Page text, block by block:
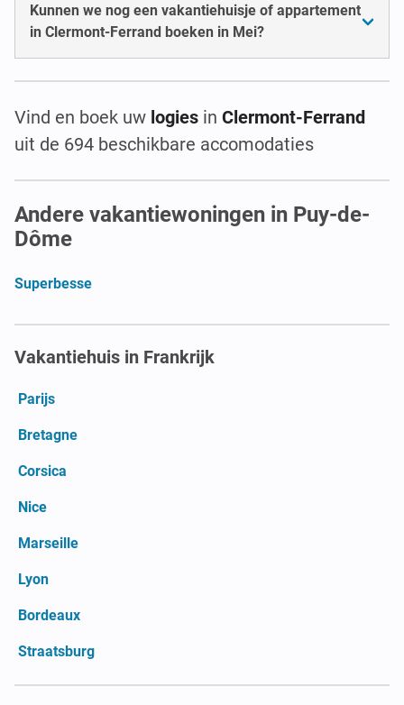
Kunnen we nog een vakantiehuisje of appartement
in Clermont-Ferrand boeken in Mei?
Vind en boek uw logies in Clermont-Ferrand
uit de 694 beschikbare accomodaties
Andere vakantiewoningen in Puy-de-
Dôme
Superbesse
Vakantiehuis in Frankrijk
Parijs
Bretagne
Corsica
Nice
Marseille
Lyon
Bordeaux
Straatsburg